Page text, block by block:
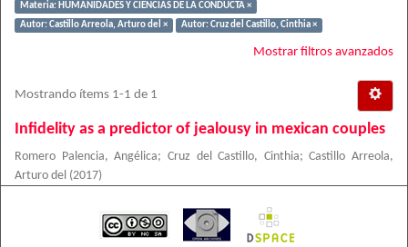
Materia: HUMANIDADES Y CIENCIAS DE LA CONDUCTA ×
Autor: Castillo Arreola, Arturo del ×
Autor: Cruz del Castillo, Cinthia ×
Mostrar filtros avanzados
Mostrando ítems 1-1 de 1
Infidelity as a predictor of jealousy in mexican couples
Romero Palencia, Angélica; Cruz del Castillo, Cinthia;Castillo Arreola,
Arturo del (2017)